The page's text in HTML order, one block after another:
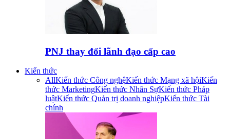
PNJ thay đổi lãnh đạo cấp cao
Kiến thức
AllKiến thức Công nghệKiến thức Mạng xã hộiKiến
thức MarketingKiến thức Nhân SựKiến thức Pháp
luậtKiến thức Quản trị doanh nghiệpKiến thức Tài
chính